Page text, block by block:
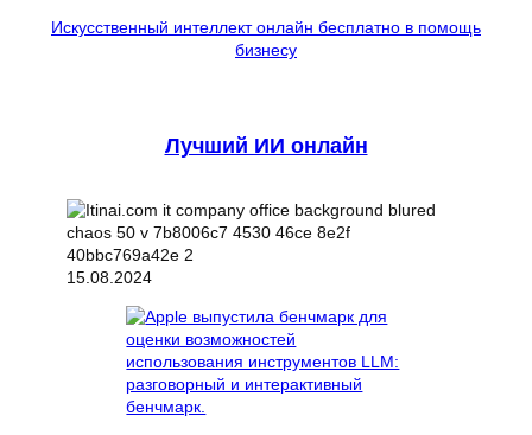
Искусственный интеллект онлайн бесплатно в помощь
бизнесу
Лучший ИИ онлайн
15.08.2024